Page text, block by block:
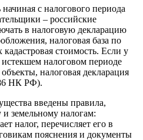
с налогового периода
– российские
в налоговую декларацию
налоговая база по
стоимость. Если у
налоговом периоде
налоговая декларация
НК РФ).
введены правила,
земельному налогам:
налог, перечисляет его в
пояснения и документы